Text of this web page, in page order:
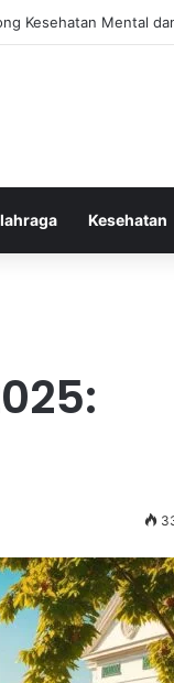
Kesehatan Mental
Kesehatan